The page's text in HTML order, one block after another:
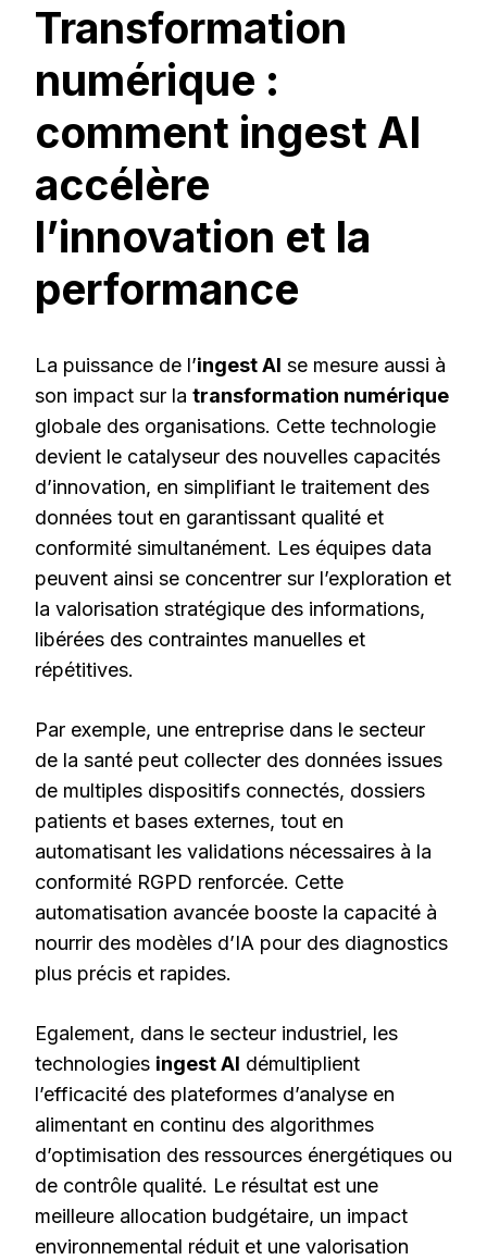
Transformation
numérique :
comment ingest AI
accélère
l’innovation et la
performance
La puissance de l’ingest AI se mesure aussi à
son impact sur la transformation numérique
globale des organisations. Cette technologie
devient le catalyseur des nouvelles capacités
d’innovation, en simplifiant le traitement des
données tout en garantissant qualité et
conformité simultanément. Les équipes data
peuvent ainsi se concentrer sur l’exploration et
la valorisation stratégique des informations,
libérées des contraintes manuelles et
répétitives.
Par exemple, une entreprise dans le secteur
de la santé peut collecter des données issues
de multiples dispositifs connectés, dossiers
patients et bases externes, tout en
automatisant les validations nécessaires à la
conformité RGPD renforcée. Cette
automatisation avancée booste la capacité à
nourrir des modèles d’IA pour des diagnostics
plus précis et rapides.
Egalement, dans le secteur industriel, les
technologies ingest AI démultiplient
l’efficacité des plateformes d’analyse en
alimentant en continu des algorithmes
d’optimisation des ressources énergétiques ou
de contrôle qualité. Le résultat est une
meilleure allocation budgétaire, un impact
environnemental réduit et une valorisation